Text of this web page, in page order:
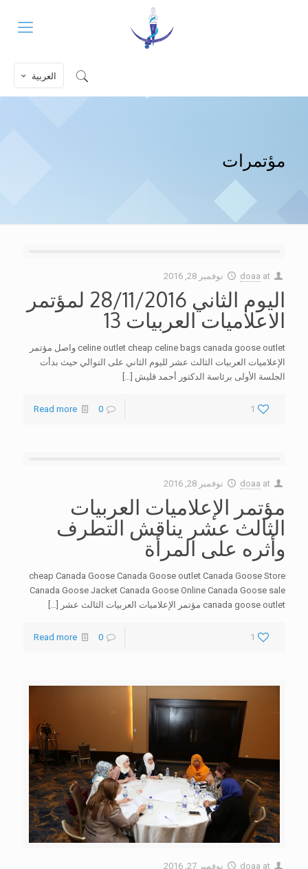
العربية
مؤتمرات
doaa at نوفمبر 28, 2016
اليوم الثاني 28/11/2016 لمؤتمر
الاعلاميات العربيات 13
celine outlet cheap celine bags canada goose outlet واصل مؤتمر
الإعلاميات العربيات الثالث عشر لليوم الثاني على التوالي حيث بدأت
الجلسة الأولى برئاسة الدكتور أحمد قليش […]
1
0
Read more
doaa at نوفمبر 28, 2016
مؤتمر الإعلاميات العربيات
الثالث عشر يناقش التطرف
وأثره على المرأة
cheap Canada Goose Canada Goose outlet Canada Goose Store
Canada Goose Jacket Canada Goose Online Canada Goose sale
canada goose outlet مؤتمر الإعلاميات العربيات الثالث عشر
[…]
1
0
Read more
doaa at نوفمبر 27, 2016